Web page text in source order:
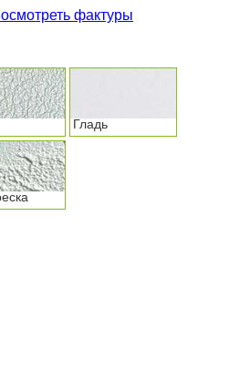
фактуры
Гладь